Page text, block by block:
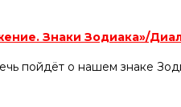
Знаки Зодиака»/
пойдёт о нашем знаке